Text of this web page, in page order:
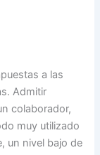
a las
Admitir
colaborador,
muy utilizado
un nivel bajo de